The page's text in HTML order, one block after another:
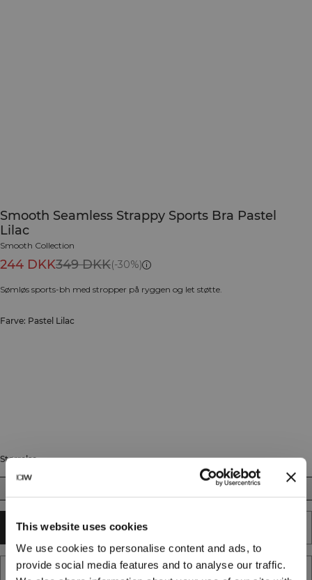
This website uses cookies
We use cookies to personalise content and ads, to
provide social media features and to analyse our traffic.
Smooth Seamless Strappy Sports Bra Pastel
Lilac
Smooth Collection
244 DKK349 DKK(-30%)
Sømløs sports-bh med stropper på ryggen og let støtte.
Farve: Pastel Lilac
Størrelse
XL
UDSOLGT - GIV MIG BESKED
TILFØJ TIL ØNSKESKYEN